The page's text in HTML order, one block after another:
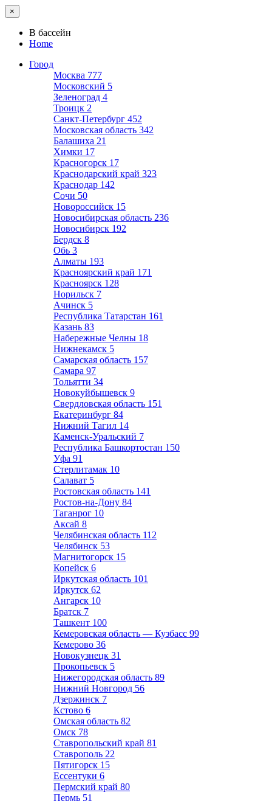
×
В бассейн
Home
Город
Москва 777
Московский 5
Зеленоград 4
Троицк 2
Санкт-Петербург 452
Московская область 342
Балашиха 21
Химки 17
Красногорск 17
Краснодарский край 323
Краснодар 142
Сочи 50
Новороссийск 15
Новосибирская область 236
Новосибирск 192
Бердск 8
Обь 3
Алматы 193
Красноярский край 171
Красноярск 128
Норильск 7
Ачинск 5
Республика Татарстан 161
Казань 83
Набережные Челны 18
Нижнекамск 5
Самарская область 157
Самара 97
Тольятти 34
Новокуйбышевск 9
Свердловская область 151
Екатеринбург 84
Нижний Тагил 14
Каменск-Уральский 7
Республика Башкортостан 150
Уфа 91
Стерлитамак 10
Салават 5
Ростовская область 141
Ростов-на-Дону 84
Таганрог 10
Аксай 8
Челябинская область 112
Челябинск 53
Магнитогорск 15
Копейск 6
Иркутская область 101
Иркутск 62
Ангарск 10
Братск 7
Ташкент 100
Кемеровская область — Кузбасс 99
Кемерово 36
Новокузнецк 31
Прокопьевск 5
Нижегородская область 89
Нижний Новгород 56
Дзержинск 7
Кстово 6
Омская область 82
Омск 78
Ставропольский край 81
Ставрополь 22
Пятигорск 15
Ессентуки 6
Пермский край 80
Пермь 51